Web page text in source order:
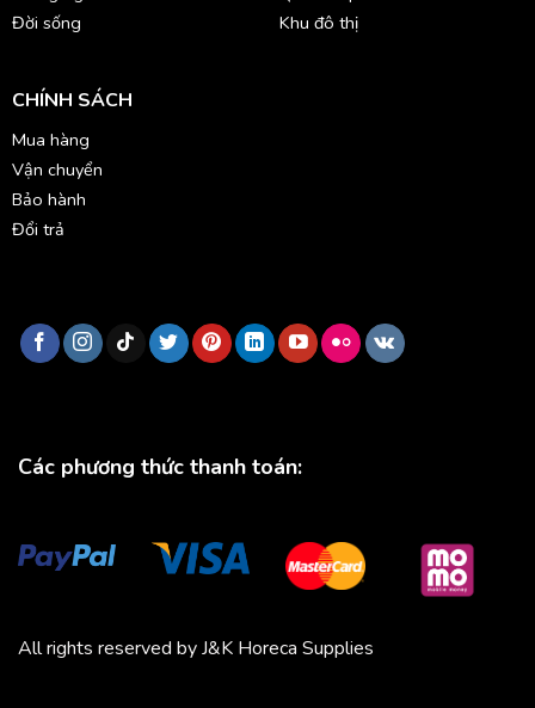
Đời sống
Khu đô thị
CHÍNH SÁCH
Mua hàng
Vận chuyển
Bảo hành
Đổi trả
Các phương thức thanh toán:
All rights reserved by J&K Horeca Supplies